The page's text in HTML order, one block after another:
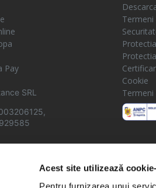
Acest site utilizează
Pay
SRL
Termeni
Cookie
Termeni